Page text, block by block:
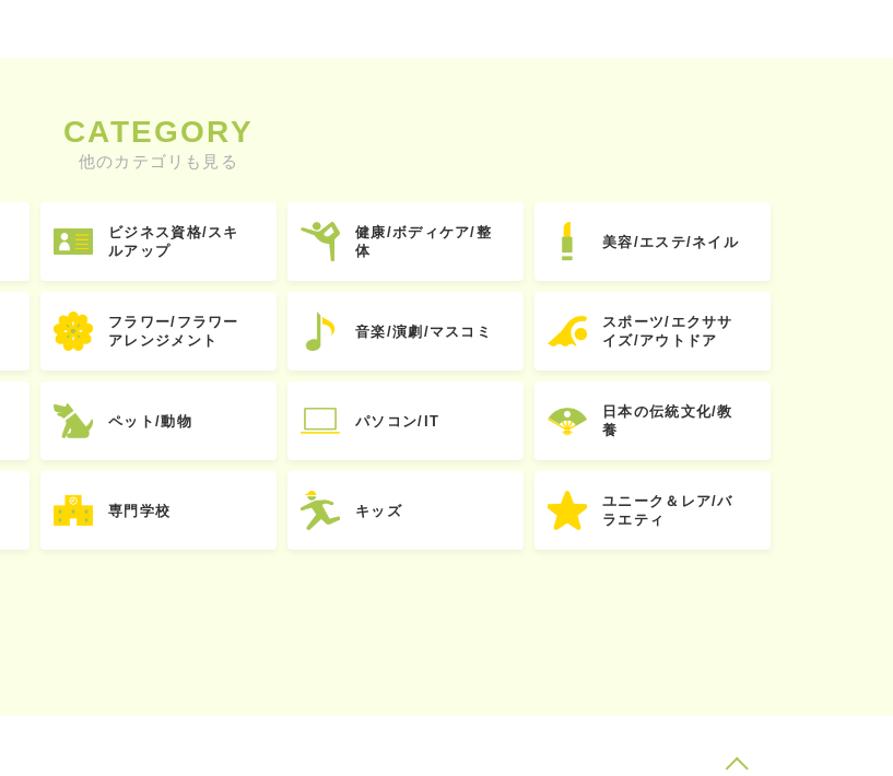
CATEGORY
他のカテゴリも見る
ビジネス資格/スキ
ルアップ
健康/ボディケア/整
体
美容/エステ/ネイル
フラワー/フラワー
アレンジメント
音楽/演劇/マスコミ
スポーツ/エクササ
イズ/アウトドア
ペット/動物 パソコン/IT
日本の伝統文化/教
養
専門学校 キッズ
ユニーク＆レア/バ
ラエティ